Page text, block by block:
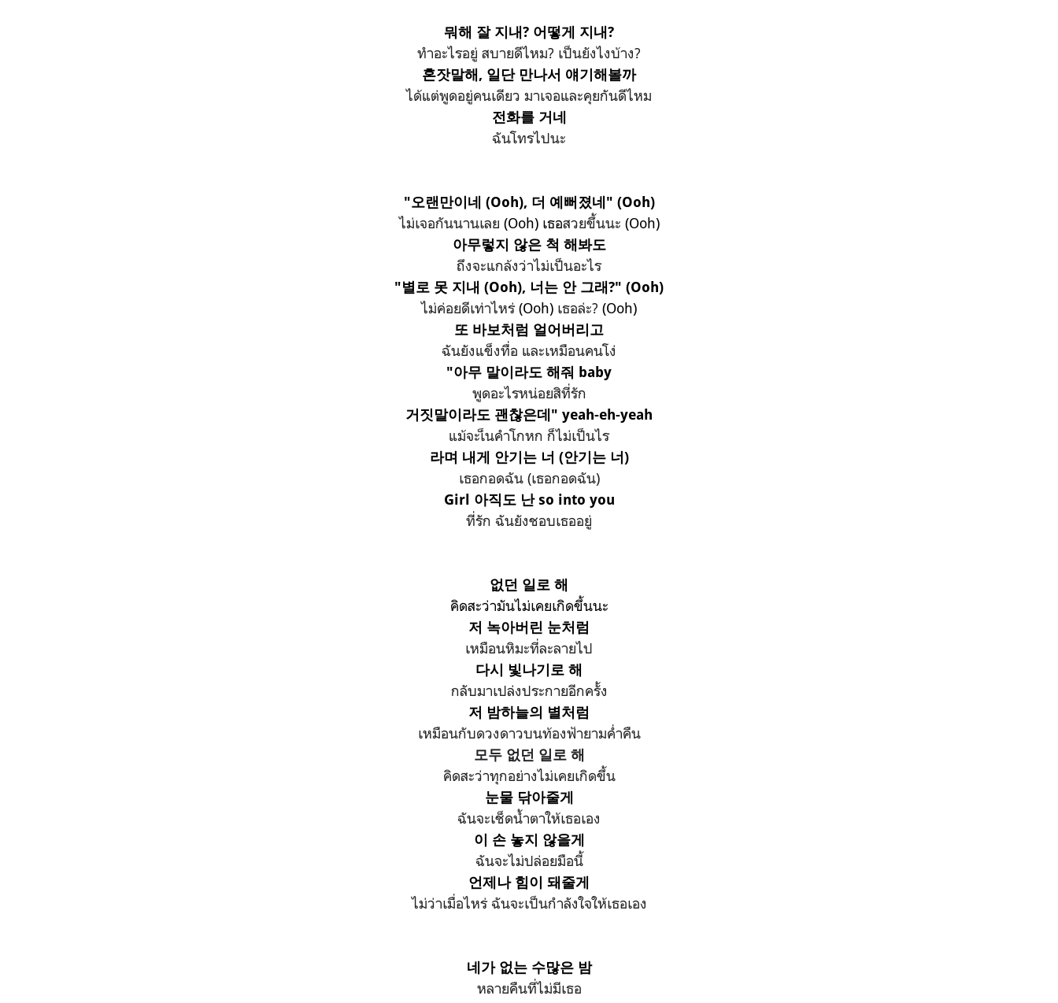
뭐해 잘 지내? 어떻게 지내?
ทำอะไรอยู่ สบายดีไหม? เป็นยังไงบ้าง?
혼잣말해, 일단 만나서 얘기해볼까
ได้แต่พูดอยู่คนเดียว มาเจอและคุยกันดีไหม
전화를 거네
ฉันโทรไปนะ
"오랜만이네 (Ooh), 더 예뻐졌네" (Ooh)
ไม่เจอกันนานเลย (Ooh) เธอสวยขึ้นนะ (Ooh)
아무렇지 않은 척 해봐도
ถึงจะแกล้งว่าไม่เป็นอะไร
"별로 못 지내 (Ooh), 너는 안 그래?" (Ooh)
ไม่ค่อยดีเท่าไหร่ (Ooh) เธอล่ะ? (Ooh)
또 바보처럼 얼어버리고
ฉันยังแข็งทื่อ และเหมือนคนโง่
"아무 말이라도 해줘 baby
พูดอะไรหน่อยสิที่รัก
거짓말이라도 괜찮은데" yeah-eh-yeah
แม้จะเ็นคำโกหก ก็ไม่เป็นไร
라며 내게 안기는 너 (안기는 너)
เธอกอดฉัน (เธอกอดฉัน)
Girl 아직도 난 so into you
ที่รัก ฉันยังชอบเธออยู่
없던 일로 해
คิดสะว่ามันไม่เคยเกิดขึ้นนะ
저 녹아버린 눈처럼
เหมือนหิมะที่ละลายไป
다시 빛나기로 해
กลับมาเปล่งประกายอีกครั้ง
저 밤하늘의 별처럼
เหมือนกับดวงดาวบนท้องฟ้ายามค่ำคืน
모두 없던 일로 해
คิดสะว่าทุกอย่างไม่เคยเกิดขึ้น
눈물 닦아줄게
ฉันจะเช็ดน้ำตาให้เธอเอง
이 손 놓지 않을게
ฉันจะไม่ปล่อยมือนี้
언제나 힘이 돼줄게
ไม่ว่าเมื่อไหร่ ฉันจะเป็นกำลังใจให้เธอเอง
네가 없는 수많은 밤
หลายคืนที่ไม่มีเธอ